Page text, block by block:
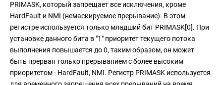
PRIMASK, который запрещает все исключения, кроме
HardFault и NMI (немаскируемое прерывание). В этом
регистре используется только младший бит PRIMASK[0]. При
установке данного бита в "1" приоритет текущего потока
выполнения повышается до 0, таким образом, он может
быть прерван только прерыванием с более высоким
приоритетом - HardFault, NMI. Регистр PRIMASK используется